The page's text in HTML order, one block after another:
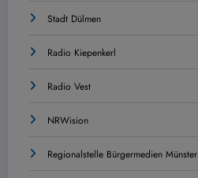
Stadt Dülmen
Radio Kiepenkerl
Radio Vest
NRWision
Regionalstelle Bürgermedien Münster